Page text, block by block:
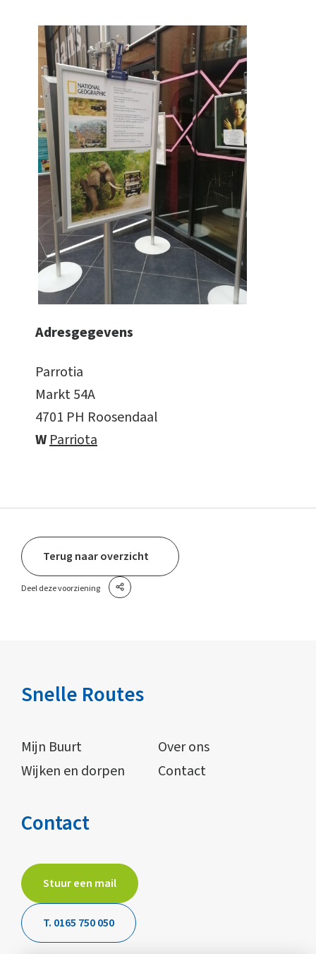
Adresgegevens
Parrotia
Markt 54A
4701 PH Roosendaal
WParriota
Terug naar overzicht
Deel deze voorziening
Snelle Routes
Mijn Buurt
Over ons
Wijken en dorpen
Contact
Contact
Stuur een mail
T. 0165 750 050